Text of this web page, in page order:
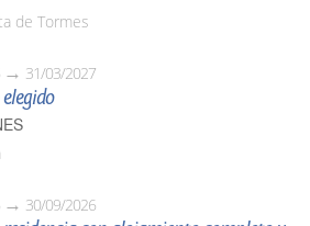
de Tormes
31/03/2027
30/09/2026